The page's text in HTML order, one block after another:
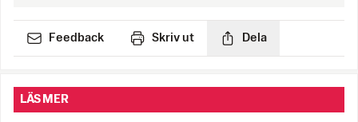
Feedback Skriv ut Dela
LÄS MER